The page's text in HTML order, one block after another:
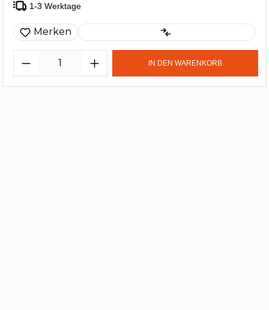
1-3 Werktage
Merken
IN DEN WARENKORB